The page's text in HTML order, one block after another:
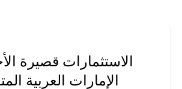
الاستثمارات قصيرة
الإمارات العربية